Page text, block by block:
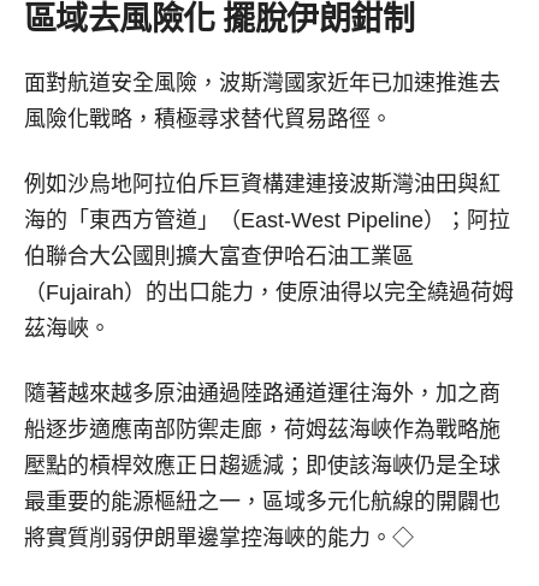
區域去風險化 擺脫伊朗鉗制
面對航道安全風險，波斯灣國家近年已加速推進去
風險化戰略，積極尋求替代貿易路徑。
例如沙烏地阿拉伯斥巨資構建連接波斯灣油田與紅
海的「東西方管道」（East-West Pipeline）；阿拉
伯聯合大公國則擴大富查伊哈石油工業區
（Fujairah）的出口能力，使原油得以完全繞過荷姆
茲海峽。
隨著越來越多原油通過陸路通道運往海外，加之商
船逐步適應南部防禦走廊，荷姆茲海峽作為戰略施
壓點的槓桿效應正日趨遞減；即使該海峽仍是全球
最重要的能源樞紐之一，區域多元化航線的開闢也
將實質削弱伊朗單邊掌控海峽的能力。◇